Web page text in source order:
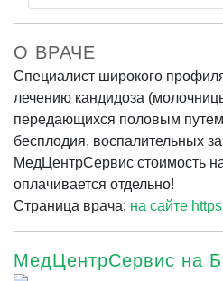
О ВРАЧЕ
Специалист широкого
лечению кандидоза
передающихся половым
бесплодия, воспалительных
МедЦентрСервис стоимость
оплачивается отдельно!
Страница врача: на сайте
МедЦентрСервис на